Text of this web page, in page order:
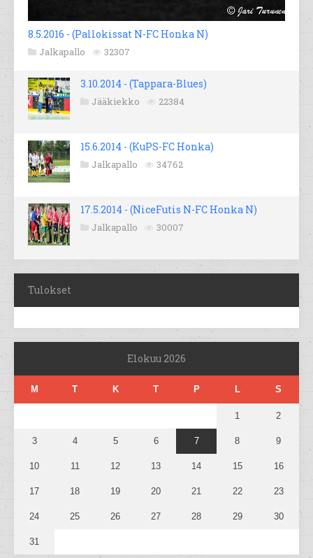
8.5.2016 - (Pallokissat N-FC Honka N)
Jalkapallo 32307
3.10.2014 - (Tappara-Blues)
Jääkiekko 22384
15.6.2014 - (KuPS-FC Honka)
Jalkapallo 34762
17.5.2014 - (NiceFutis N-FC Honka N)
Jalkapallo 30007
Tulokset
Elokuu 2026
M T K T P L S
1 2
3 4 5 6 7 8 9
10 11 12 13 14 15 16
17 18 19 20 21 22 23
24 25 26 27 28 29 30
31